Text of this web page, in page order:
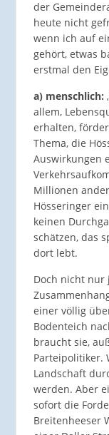
der
heute nicht
wenn ich auf
gehört, etwas
erstmal den
a) menschlich:
allem,
erhalten,
Thema, die
Auswirkungen
Millionen
Hösseringer
keinen
schätzen, das
dort lebt.
Doch nicht nur
einer völlig
Bodenteich
braucht sie,
Parteipolitiker.
Landschaft
werden. Aber
sofort die
Breitenheeser